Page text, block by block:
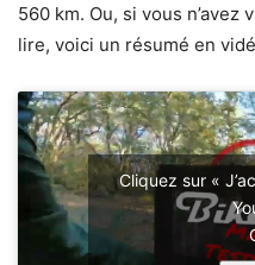
560 km. Ou, si vous n’avez
lire, voici un résumé en
Cliquez sur «